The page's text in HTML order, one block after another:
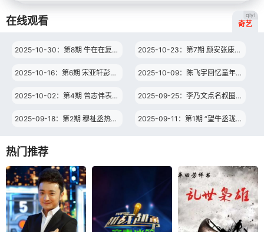
在线观看 奇艺
qiyi
2025-10-30：第8期 牛在在复刻吴艳妮招牌动作 关晓彤被许珑瀚夸到害羞 2025-10-23：第7期 颜安张康乐吃榴莲之争 望牛丞珑小队解锁食物情绪密码
2025-10-16：第6期 宋亚轩彭昱畅公开假期作息 陈都灵回忆《左耳》经历 2025-10-09：陈飞宇回忆童年忍不住翘嘴 许珑瀚变身教官笑料百出
2025-10-02：第4期 曾志伟表扬穆祉丞演技 许珑瀚给机器人亲倒了 2025-09-25：李乃文点名叔圈天团 穆祉丞自曝穿球衣睡觉？
2025-09-18：第2期 穆祉丞热舞在线打歌 唐国强于洋挑战扫腿舞 2025-09-11：第1期 “望牛丞珑”躺平迎沈腾 牛在在开场套路穆祉丞许珑瀚
热门推荐